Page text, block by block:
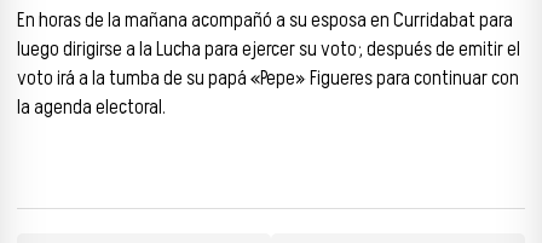
En horas de la mañana acompañó a su esposa en Curridabat para
luego dirigirse a la Lucha para ejercer su voto; después de emitir el
voto irá a la tumba de su papá «Pepe» Figueres para continuar con
la agenda electoral.